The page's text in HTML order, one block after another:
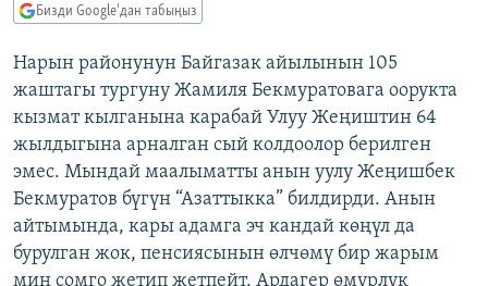
ДАНИСТЕ
АЗАТТЫК+
ЫҢГАЙСЫЗ СУРООЛОР
ОНЛАЙН ШЕРИНЕ
ЭЕ/АРнун бардык сайттары
Бизди Google'дан табыңыз
Нарын районунун Байгазак айылынын 105
жаштагы тургуну Жамиля Бекмуратовага оорукта
кызмат кылганына карабай Улуу Жеңиштин 64
жылдыгына арналган сый колдоолор берилген
эмес. Мындай маалыматты анын уулу Жеңишбек
Бекмуратов бүгүн “Азаттыкка” билдирди. Анын
айтымында, кары адамга эч кандай көңүл да
бурулган жок, пенсиясынын өлчөмү бир жарым
миң сомго жетип жетпейт. Ардагер өмүрлүк